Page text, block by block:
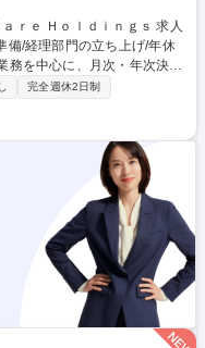
ｅ Ｈｏｌｄｉｎｇｓ 求人
備/経理部門の立ち上げ/年休
当。子会社の実務やグルー
与。将来は上場を見据えた
/年次決算業務（BS・PL・
告■持株会社の日次経理業務
次業績のモニタリング業務
作成■M&A関連業務（主にP
記に関わらず様々な業務が
完全週休2日制